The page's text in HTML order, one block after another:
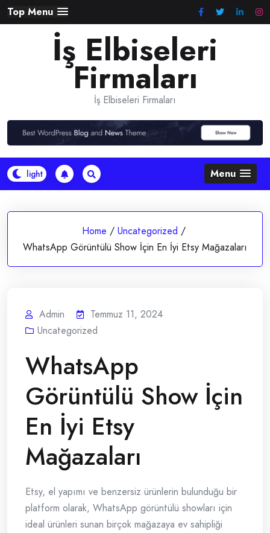
Skip
to
Top Menu
İş Elbiseleri
Firmaları
İş Elbiseleri Firmaları
Menu
Home / Uncategorized /
WhatsApp Görüntülü Show İçin En İyi Etsy Mağazaları
Admin
Temmuz 11, 2024
Uncategorized
WhatsApp
Görüntülü Show İçin
En İyi Etsy
Mağazaları
Etsy, el yapımı ve benzersiz ürünlerin bulunduğu bir
platform olarak, WhatsApp görüntülü showları için
ideal ürünleri sunan birçok mağazaya ev sahipliği